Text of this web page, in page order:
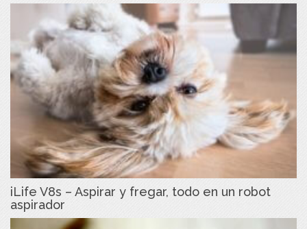
iLife V8s – Aspirar y fregar, todo en un robot
aspirador